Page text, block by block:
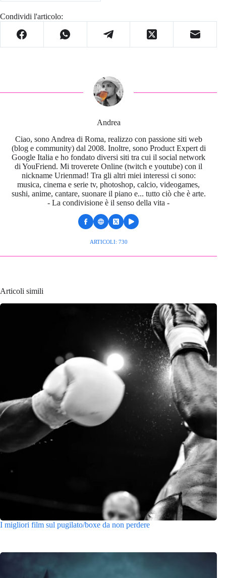
Condividi l'articolo:
Andrea
Ciao, sono Andrea di Roma, realizzo con passione siti web
(blog e community) dal 2008. Inoltre, sono Product Expert di
Google Italia e ho fondato diversi siti tra cui il social network
di YouFriend. Mi troverete Online (twitch e youtube) con il
nickname Urienmad! Tra gli altri miei interessi ci sono:
musica, cinema e serie tv, photoshop, calcio, videogames,
sushi, anime, cantare, suonare il piano e... tutto ciò che è arte.
- La condivisione è il senso della vita -
ARTICOLI: 730
Articoli simili
I migliori film sul pugilato/boxe da non perdere